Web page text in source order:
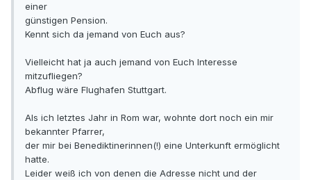
einer
günstigen Pension.
Kennt sich da jemand von Euch aus?
Vielleicht hat ja auch jemand von Euch Interesse
mitzufliegen?
Abflug wäre Flughafen Stuttgart.
Als ich letztes Jahr in Rom war, wohnte dort noch ein mir
bekannter Pfarrer,
der mir bei Benediktinerinnen(!) eine Unterkunft ermöglicht
hatte.
Leider weiß ich von denen die Adresse nicht und der